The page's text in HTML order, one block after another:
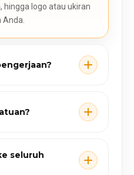
hingga logo atau ukiran
seluruh